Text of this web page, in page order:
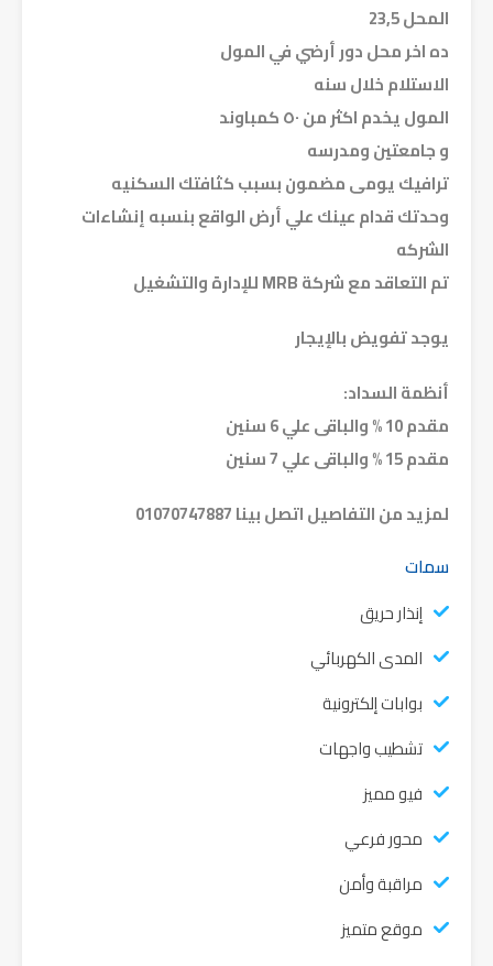
المحل 23,5
ده اخر محل دور أرضي في المول
الاستلام خلال سنه
المول يخدم اكثر من ٥٠ كمباوند
و جامعتين ومدرسه
ترافيك يومى مضمون بسبب كثافتك السكنيه
وحدتك قدام عينك علي أرض الواقع بنسبه إنشاءات
الشركه
تم التعاقد مع شركة MRB للإدارة والتشغيل
يوجد تفويض بالإيجار
أنظمة السداد:
مقدم 10 % والباقى علي 6 سنين
مقدم 15 % والباقى علي 7 سنين
لمزيد من التفاصيل اتصل بينا 01070747887
سمات
إنذار حريق
المدى الكهربائي
بوابات إلكترونية
تشطيب واجهات
فيو مميز
محور فرعي
مراقبة وأمن
موقع متميز